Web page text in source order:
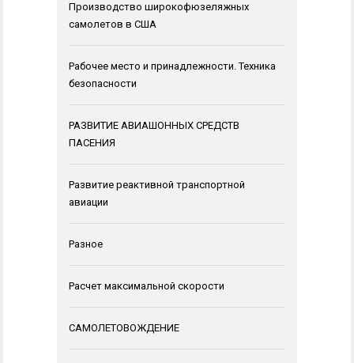
Производство широкофюзеляжных
самолетов в США
Рабочее место и принадлежности. Техника
безопасности
РАЗВИТИЕ АВИАШОННЫХ СРЕДСТВ
ПАСЕНИЯ
Развитие реактивной транспортной
авиации
Разное
Расчет максимальной скорости
САМОЛЕТОВОЖДЕНИЕ